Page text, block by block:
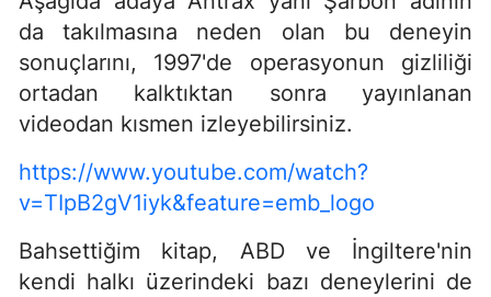
da takılmasına neden olan bu deneyin
sonuçlarını, 1997'de operasyonun gizliliği
ortadan kalktıktan sonra yayınlanan
videodan kısmen izleyebilirsiniz.
https://www.youtube.com/watch?
v=TIpB2gV1iyk&feature=emb_logo
Bahsettiğim kitap, ABD ve İngiltere'nin
kendi halkı üzerindeki bazı deneylerini de